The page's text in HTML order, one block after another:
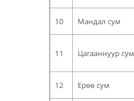
10 Мандал сум
11 Цагааннуур сум
12 Ерөө сум